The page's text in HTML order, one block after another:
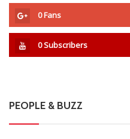
0Fans
0Subscribers
PEOPLE & BUZZ